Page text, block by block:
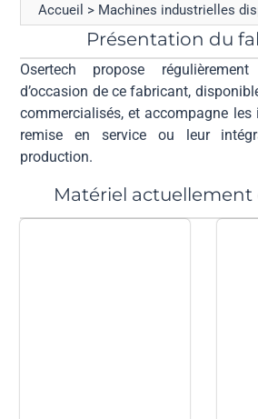
Accueil > Machines industrielles
Présentation du
Osertech propose
d’occasion de ce fabricant,
commercialisés, et accompagne
remise en service ou leur
production.
Matériel